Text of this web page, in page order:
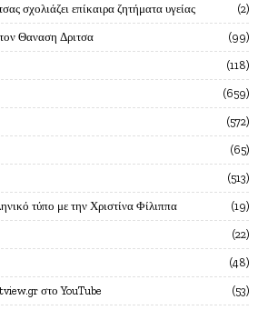
σχολιάζει επίκαιρα ζητήματα υγείας 2
Θαναση Δριτσα 99
118
659
572
65
513
τύπο με την Χριστίνα Φίλιππα 19
22
48
στο YouTube 53